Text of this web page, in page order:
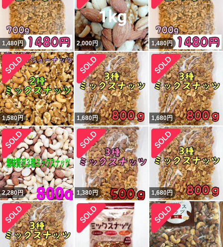
1,480円 2,000円 1,480円
1,580円 1,680円 1,680円
2,280円 1,380円 1,680円